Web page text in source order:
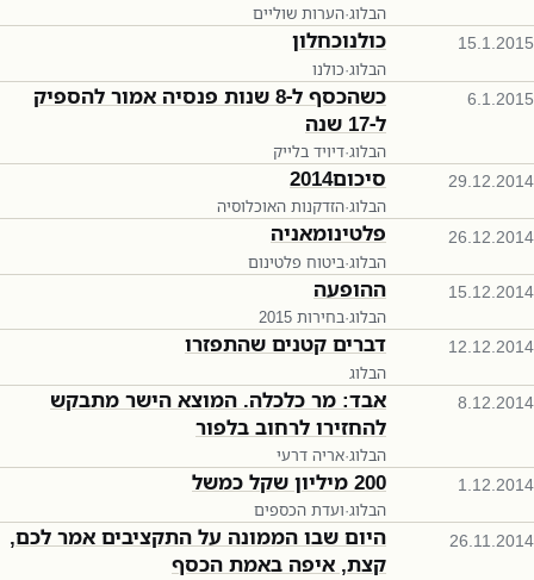
הבלוג·הערות שוליים
15.1.2015 כולנוכחלון
הבלוג·כולנו
6.1.2015
כשהכסף ל-8 שנות פנסיה אמור להספיק
ל-17 שנה
הבלוג·דיויד בלייק
29.12.2014 סיכום2014
הבלוג·הזדקנות האוכלוסיה
26.12.2014 פלטינומאניה
הבלוג·ביטוח פלטינום
15.12.2014 ההופעה
הבלוג·בחירות 2015
12.12.2014 דברים קטנים שהתפזרו
הבלוג
8.12.2014
אבד: מר כלכלה. המוצא הישר מתבקש
להחזירו לרחוב בלפור
הבלוג·אריה דרעי
1.12.2014 200 מיליון שקל כמשל
הבלוג·ועדת הכספים
26.11.2014
היום שבו הממונה על התקציבים אמר לכם,
קצת, איפה באמת הכסף